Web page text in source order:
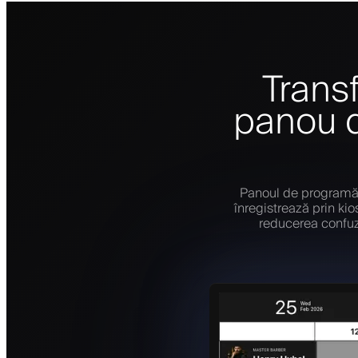
panou
Panoul de
înregistrează prin
reducerea